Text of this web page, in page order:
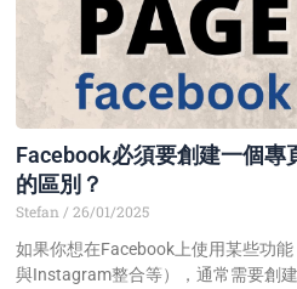
Facebook必須要創建一個專
的區別？
Stefan
26/01/2025
如果你想在Facebook上使用某些功能
與Instagram整合等），通常需要創